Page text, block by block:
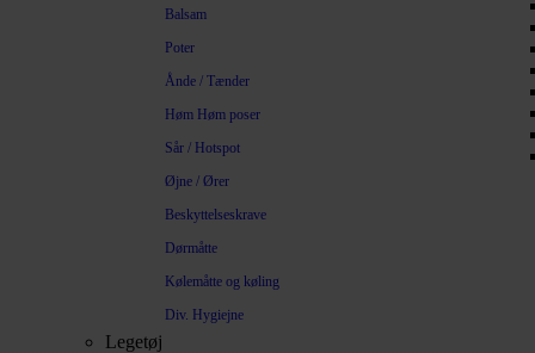
Balsam
Poter
Ånde / Tænder
Høm Høm poser
Sår / Hotspot
Øjne / Ører
Beskyttelseskrave
Dørmåtte
Kølemåtte og køling
Div. Hygiejne
Legetøj